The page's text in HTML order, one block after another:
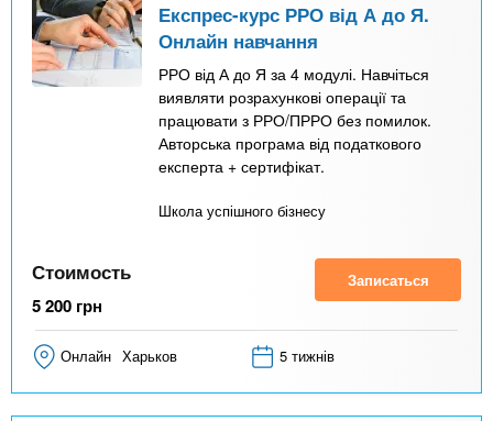
Експрес-курс РРО від А до Я.
Онлайн навчання
РРО від А до Я за 4 модулі. Навчіться
виявляти розрахункові операції та
працювати з РРО/ПРРО без помилок.
Авторська програма від податкового
експерта + сертифікат.
Школа успішного бізнесу
Стоимость
5 200 грн
Записаться
Онлайн Харьков 5 тижнів